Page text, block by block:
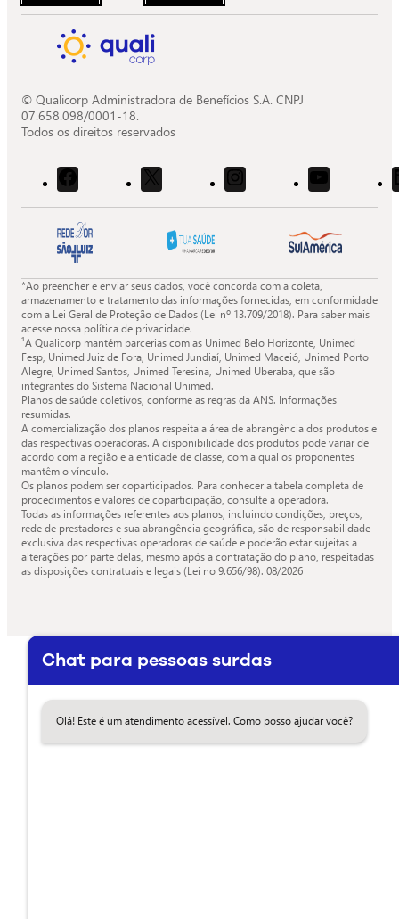
© Qualicorp Administradora de Benefícios S.A. CNPJ
07.658.098/0001-18.
Todos os direitos reservados
Acessar
o
Facebook
da
Quali.
Acessar
o
X
Quali.
Acessar
o
Instagram
Acessar
o
Youtube
Quali.
*Ao preencher e enviar seus dados, você concorda com a coleta,
armazenamento e tratamento das informações fornecidas, em conformidade
com a Lei Geral de Proteção de Dados (Lei nº 13.709/2018). Para saber mais
acesse nossa política de privacidade.
¹A Qualicorp mantém parcerias com as Unimed Belo Horizonte, Unimed
Fesp, Unimed Juiz de Fora, Unimed Jundiaí, Unimed Maceió, Unimed Porto
Alegre, Unimed Santos, Unimed Teresina, Unimed Uberaba, que são
integrantes do Sistema Nacional Unimed.
Planos de saúde coletivos, conforme as regras da ANS. Informações
resumidas.
A comercialização dos planos respeita a área de abrangência dos produtos e
das respectivas operadoras. A disponibilidade dos produtos pode variar de
acordo com a região e a entidade de classe, com a qual os proponentes
mantêm o vínculo.
Os planos podem ser coparticipados. Para conhecer a tabela completa de
procedimentos e valores de coparticipação, consulte a operadora.
Todas as informações referentes aos planos, incluindo condições, preços,
rede de prestadores e sua abrangência geográfica, são de responsabilidade
exclusiva das respectivas operadoras de saúde e poderão estar sujeitas a
alterações por parte delas, mesmo após a contratação do plano, respeitadas
as disposições contratuais e legais (Lei no 9.656/98). 08/2026
Chat para pessoas surdas
Olá! Este é um atendimento acessível. Como posso ajudar você?